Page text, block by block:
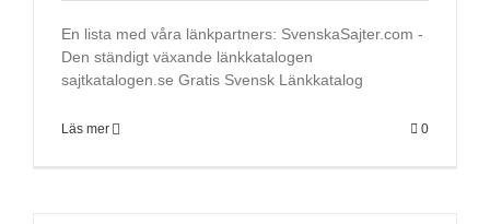
En lista med våra länkpartners: SvenskaSajter.com -
Den ständigt växande länkkatalogen
sajtkatalogen.se Gratis Svensk Länkkatalog
Läs mer 0